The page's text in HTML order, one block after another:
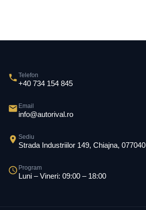
Telefon
+40 734 154 845
Email
info@autorival.ro
Sediu
Strada Industriilor 149, Chiajna, 077040
Program
Luni – Vineri: 09:00 – 18:00